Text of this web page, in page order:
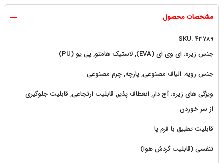
مشخصات محصول
SKU: 43789
جنس زیره: ای وی ای (EVA), لاستیک هامتو, پی یو (PU)
جنس رویه: الیاف مصنوعی, پارچه, چرم مصنوعی
ویژگی های زیره: آج دار, انعطاف پذیر, قابلیت ارتجاعی, قابلیت جلوگیری
از سر خوردن
قابلیت تطبیق با فرم پا
تنفسی (قابلیت گردش هوا)